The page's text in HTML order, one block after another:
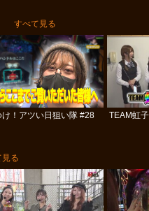
すべて見る
け！アツい日狙い隊 #28 TEAM虹
見る